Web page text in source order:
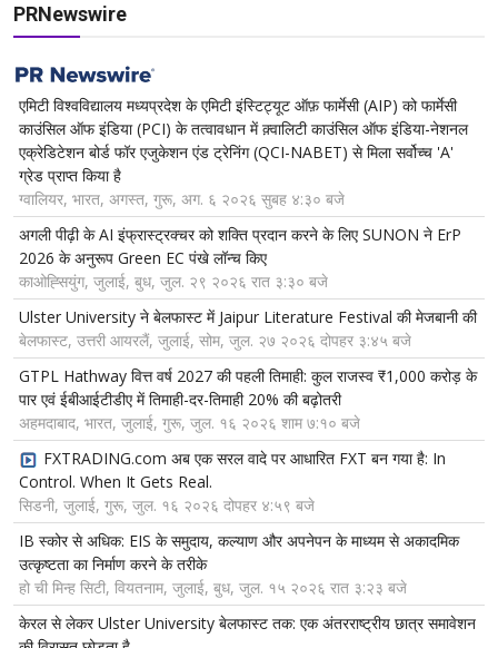
PRNewswire
एमिटी विश्वविद्यालय मध्यप्रदेश के एमिटी इंस्टिट्यूट ऑफ़ फार्मेसी (AIP) को फार्मेसी
काउंसिल ऑफ इंडिया (PCI) के तत्वावधान में क़्वालिटी काउंसिल ऑफ इंडिया-नेशनल
एक्रेडिटेशन बोर्ड फॉर एजुकेशन एंड ट्रेनिंग (QCI-NABET) से मिला सर्वोच्च 'A'
ग्रेड प्राप्त किया है
ग्वालियर, भारत, अगस्त, गुरू, अग. ६ २०२६ सुबह ४:३० बजे
अगली पीढ़ी के AI इंफ्रास्ट्रक्चर को शक्ति प्रदान करने के लिए SUNON ने ErP
2026 के अनुरूप Green EC पंखे लॉन्च किए
काओह्सियुंग, जुलाई, बुध, जुल. २९ २०२६ रात ३:३० बजे
Ulster University ने बेलफास्ट में Jaipur Literature Festival की मेजबानी की
बेलफास्ट, उत्तरी आयरलैं, जुलाई, सोम, जुल. २७ २०२६ दोपहर ३:४५ बजे
GTPL Hathway वित्त वर्ष 2027 की पहली तिमाही: कुल राजस्व ₹1,000 करोड़ के
पार एवं ईबीआईटीडीए में तिमाही-दर-तिमाही 20% की बढ़ोतरी
अहमदाबाद, भारत, जुलाई, गुरू, जुल. १६ २०२६ शाम ७:१० बजे
FXTRADING.com अब एक सरल वादे पर आधारित FXT बन गया है: In
Control. When It Gets Real.
सिडनी, जुलाई, गुरू, जुल. १६ २०२६ दोपहर ४:५९ बजे
IB स्कोर से अधिक: EIS के समुदाय, कल्याण और अपनेपन के माध्यम से अकादमिक
उत्कृष्टता का निर्माण करने के तरीके
हो ची मिन्ह सिटी, वियतनाम, जुलाई, बुध, जुल. १५ २०२६ रात ३:२३ बजे
केरल से लेकर Ulster University बेलफास्ट तक: एक अंतरराष्ट्रीय छात्र समावेशन